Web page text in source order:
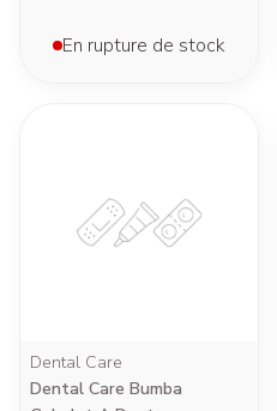
En rupture de stock
Dental Care
Dental Care Bumba